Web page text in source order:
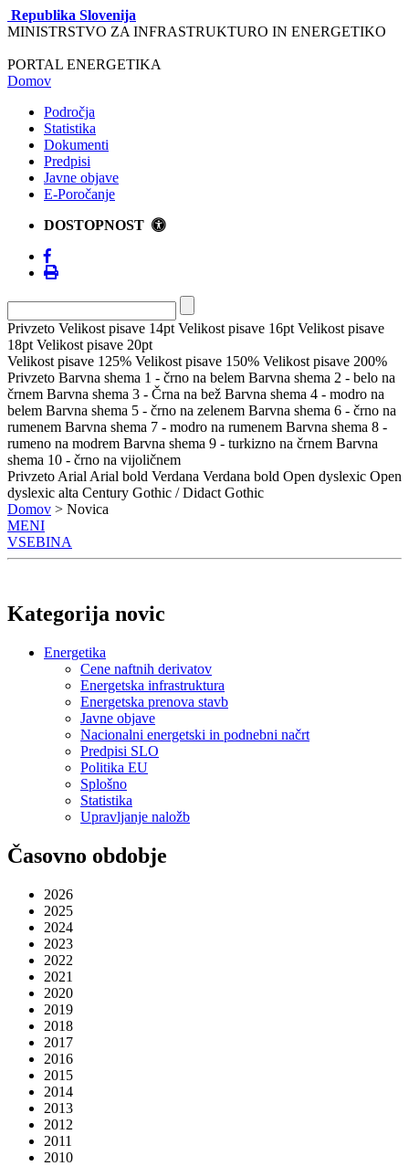
Republika Slovenija
MINISTRSTVO ZA INFRASTRUKTURO IN ENERGETIKO
PORTAL ENERGETIKA
Domov
Področja
Statistika
Dokumenti
Predpisi
Javne objave
E-Poročanje
DOSTOPNOST
Privzeto Velikost pisave 14pt Velikost pisave 16pt Velikost pisave
18pt Velikost pisave 20pt
Velikost pisave 125% Velikost pisave 150% Velikost pisave 200%
Privzeto Barvna shema 1 - črno na belem Barvna shema 2 - belo na
črnem Barvna shema 3 - Črna na bež Barvna shema 4 - modro na
belem Barvna shema 5 - črno na zelenem Barvna shema 6 - črno na
rumenem Barvna shema 7 - modro na rumenem Barvna shema 8 -
rumeno na modrem Barvna shema 9 - turkizno na črnem Barvna
shema 10 - črno na vijoličnem
Privzeto Arial Arial bold Verdana Verdana bold Open dyslexic Open
dyslexic alta Century Gothic / Didact Gothic
Domov > Novica
MENI
VSEBINA
Kategorija novic
Energetika
Cene naftnih derivatov
Energetska infrastruktura
Energetska prenova stavb
Javne objave
Nacionalni energetski in podnebni načrt
Predpisi SLO
Politika EU
Splošno
Statistika
Upravljanje naložb
Časovno obdobje
2026
2025
2024
2023
2022
2021
2020
2019
2018
2017
2016
2015
2014
2013
2012
2011
2010